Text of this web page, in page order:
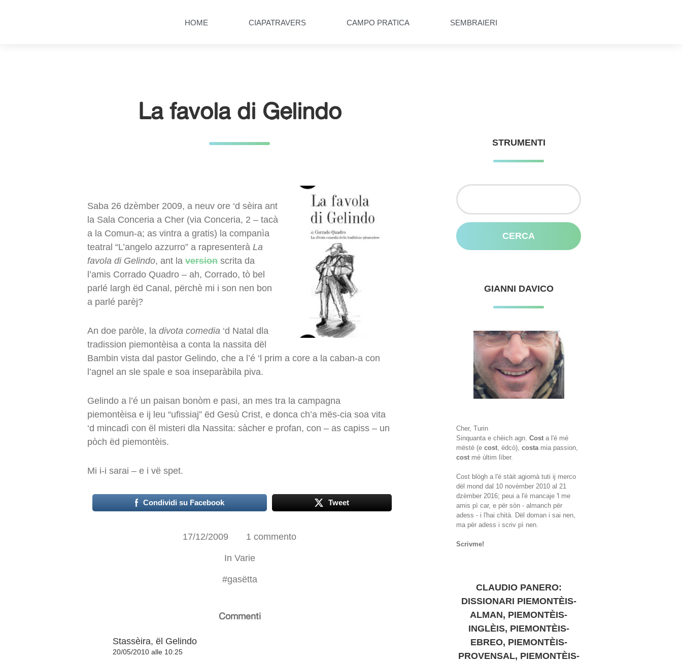
HOME CIAPATRAVERS CAMPO PRATICA SEMBRAIERI
La favola di Gelindo
Saba 26 dzèmber 2009, a neuv ore ‘d sèira ant
la Sala Conceria a Cher (via Conceria, 2 – tacà
a la Comun-a; as vintra a gratis) la companìa
teatral “L’angelo azzurro” a rapresenterà La
favola di Gelindo, ant la version scrita da
l’amis Corrado Quadro – ah, Corrado, tò bel
parlé largh ëd Canal, përchè mi i son nen bon
a parlé parèj?
An doe paròle, la divota comedia ‘d Natal dla
tradission piemontèisa a conta la nassita dël
Bambin vista dal pastor Gelindo, che a l’é ‘l prim a core a la caban-a con
l’agnel an sle spale e soa inseparàbila piva.
Gelindo a l’é un paisan bonòm e pasi, an mes tra la campagna
piemontèisa e ij leu “ufissiaj” ëd Gesù Crist, e donca ch’a mës-cia soa vita
‘d mincadì con ël misteri dla Nassita: sàcher e profan, con – as capiss – un
pòch ëd piemontèis.
Mi i-i sarai – e i vë spet.
Condividi su Facebook Tweet
17/12/2009 1 commento
In Varie
#gasëtta
Commenti
Stassèira, ël Gelindo
20/05/2010 alle 10:25
STRUMENTI
Ricerca
per:
GIANNI DAVICO
Cher, Turin
Sinquanta e chèich agn. Cost a l'é mé
mësté (e cost, ëdcò), costamia passion,
cost mé ùltim lìber.
Cost blògh a l'é stàit agiornà tuti ij merco
dël mond dal 10 novèmber 2010 al 21
dzèmber 2016; peui a l'é mancaje 'l me
amis pì car, e për sòn - almanch për
adess - i l'hai chità. Dël doman i sai nen,
ma për adess i scriv pì nen.
Scrivme!
CLAUDIO PANERO:
DISSIONARI PIEMONTÈIS-
ALMAN, PIEMONTÈIS-
INGLÈIS, PIEMONTÈIS-
EBREO, PIEMONTÈIS-
PROVENSAL, PIEMONTÈIS-